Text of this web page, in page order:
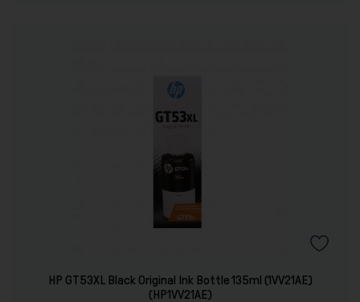
HP GT53XL Black Original Ink Bottle 135ml (1VV21AE)
(HP1VV21AE)